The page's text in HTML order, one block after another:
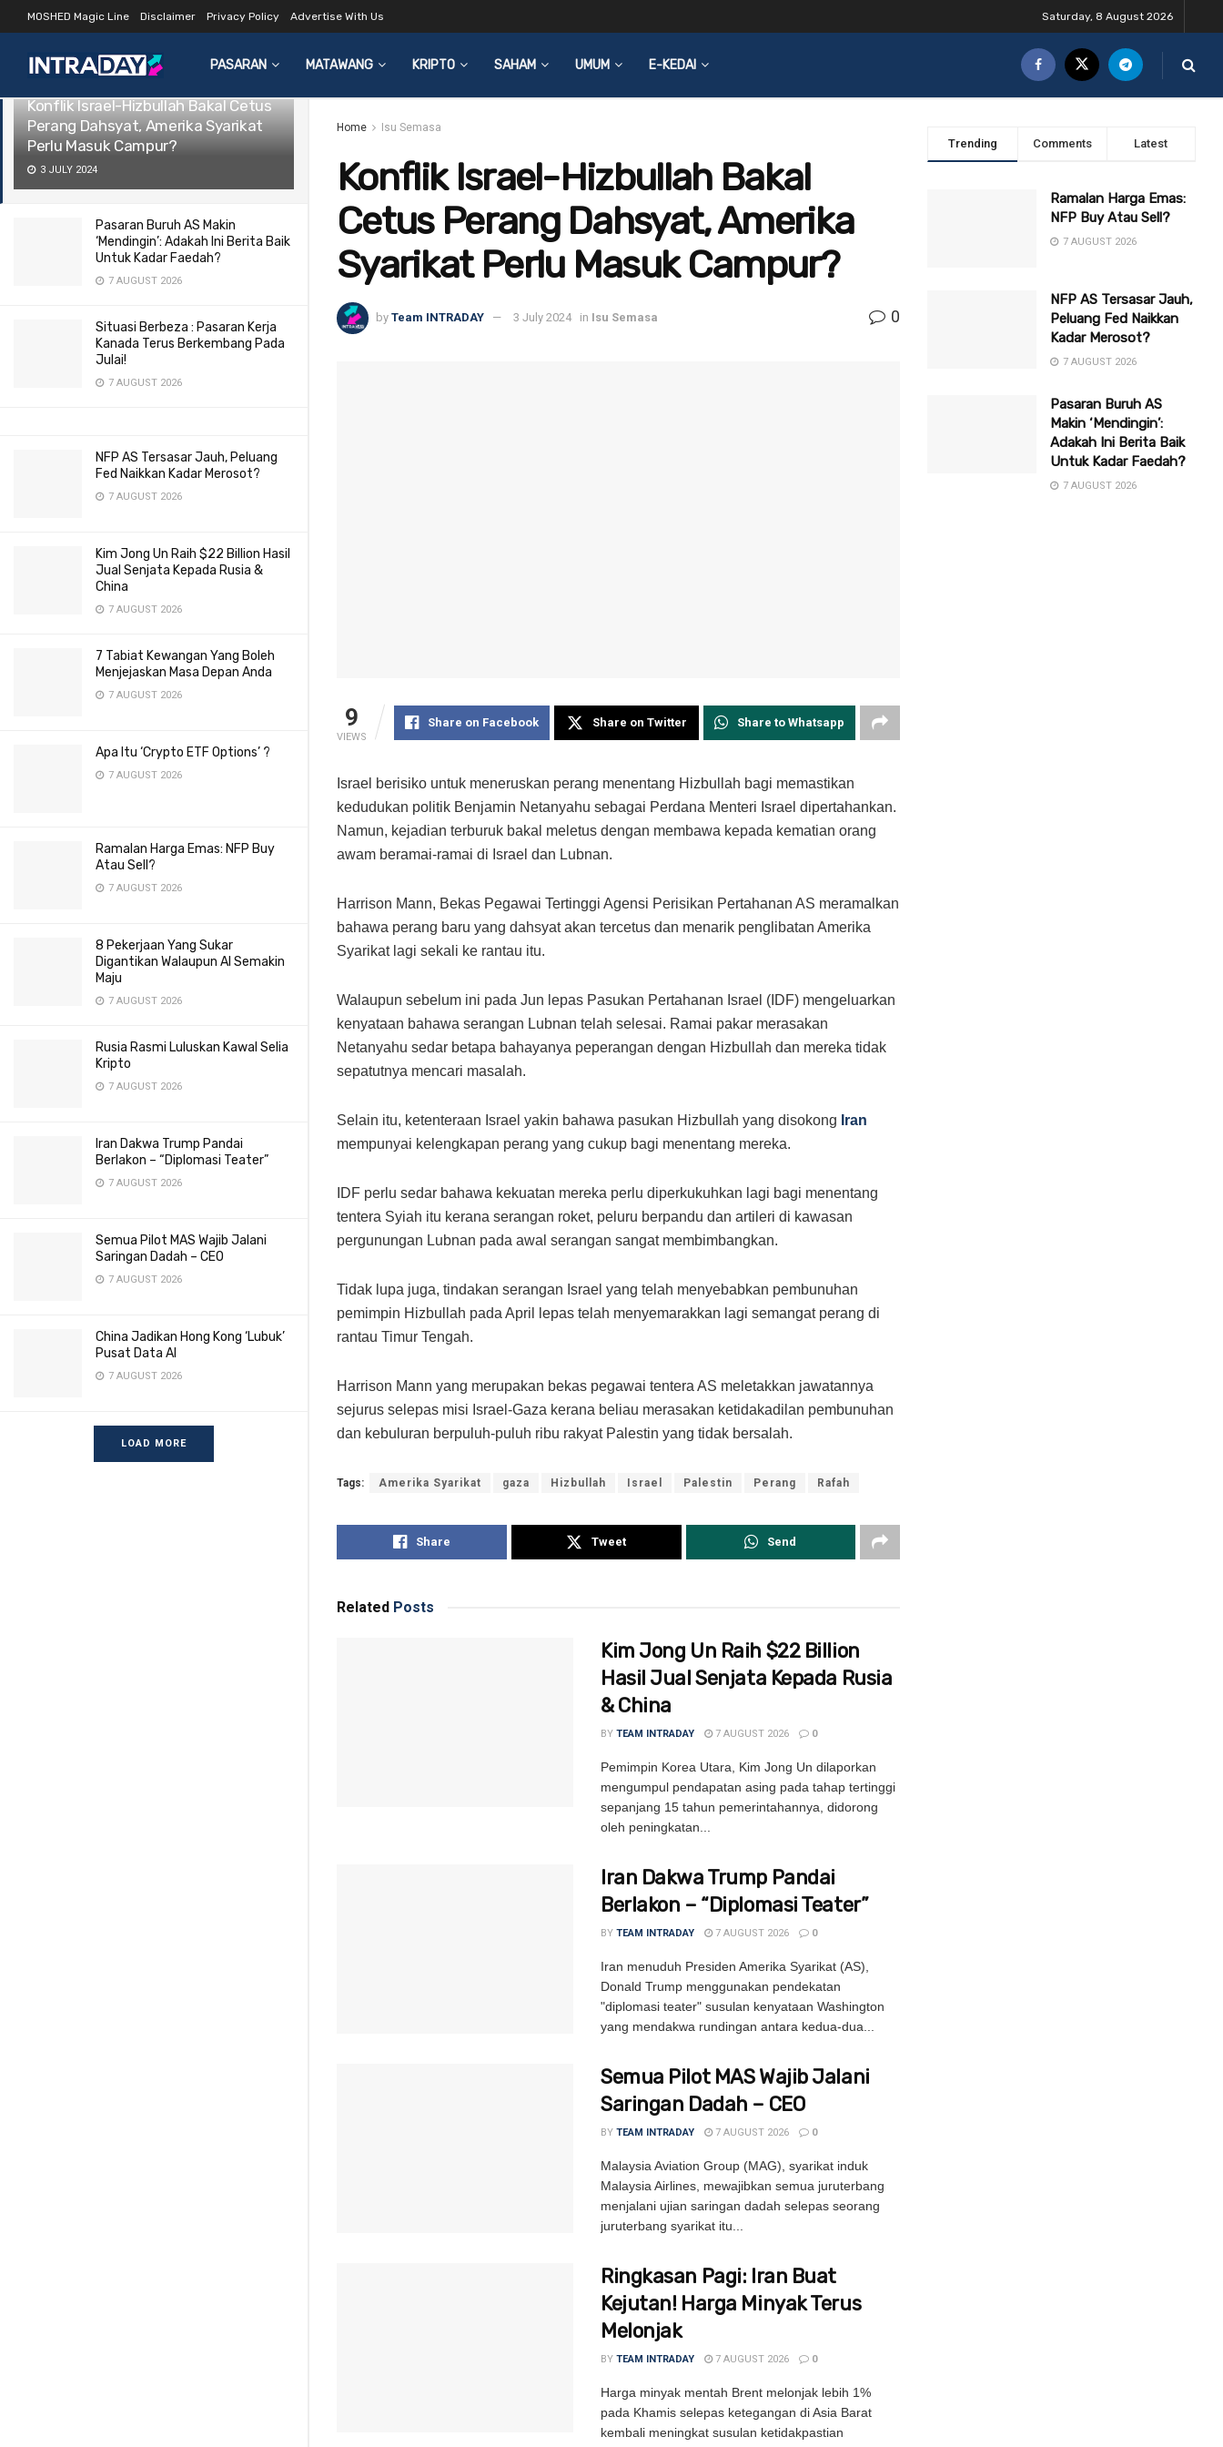
LATEST TRENDING Filter
Konflik Israel-Hizbullah Bakal Cetus
Perang Dahsyat, Amerika Syarikat
Perlu Masuk Campur?
3 JULY 2024
Pasaran Buruh AS Makin
‘Mendingin’: Adakah Ini Berita Baik
Untuk Kadar Faedah?
7 AUGUST 2026
Situasi Berbeza : Pasaran Kerja
Kanada Terus Berkembang Pada
Julai!
7 AUGUST 2026
NFP AS Tersasar Jauh, Peluang
Fed Naikkan Kadar Merosot?
7 AUGUST 2026
Kim Jong Un Raih $22 Billion Hasil
Jual Senjata Kepada Rusia &
China
7 AUGUST 2026
7 Tabiat Kewangan Yang Boleh
Menjejaskan Masa Depan Anda
7 AUGUST 2026
Apa Itu ‘Crypto ETF Options’ ?
7 AUGUST 2026
Ramalan Harga Emas: NFP Buy
Atau Sell?
7 AUGUST 2026
8 Pekerjaan Yang Sukar
Digantikan Walaupun AI Semakin
Maju
7 AUGUST 2026
Rusia Rasmi Luluskan Kawal Selia
Kripto
7 AUGUST 2026
Iran Dakwa Trump Pandai
Berlakon – “Diplomasi Teater”
7 AUGUST 2026
Semua Pilot MAS Wajib Jalani
Saringan Dadah – CEO
7 AUGUST 2026
China Jadikan Hong Kong ‘Lubuk’
Pusat Data AI
7 AUGUST 2026
LOAD MORE
MOSHED Magic Line Disclaimer Privacy Policy Advertise With Us Saturday, 8 August 2026
PASARAN MATAWANG KRIPTO SAHAM UMUM E-KEDAI
Home Isu Semasa
Konflik Israel-Hizbullah Bakal
Cetus Perang Dahsyat, Amerika
Syarikat Perlu Masuk Campur?
by Team INTRADAY 3 July 2024 in Isu Semasa 0
9
VIEWS
Share on Facebook Share on Twitter Share to Whatsapp
Israel berisiko untuk meneruskan perang menentang Hizbullah bagi memastikan
kedudukan politik Benjamin Netanyahu sebagai Perdana Menteri Israel dipertahankan.
Namun, kejadian terburuk bakal meletus dengan membawa kepada kematian orang
awam beramai-ramai di Israel dan Lubnan.
Harrison Mann, Bekas Pegawai Tertinggi Agensi Perisikan Pertahanan AS meramalkan
bahawa perang baru yang dahsyat akan tercetus dan menarik penglibatan Amerika
Syarikat lagi sekali ke rantau itu.
Walaupun sebelum ini pada Jun lepas Pasukan Pertahanan Israel (IDF) mengeluarkan
kenyataan bahawa serangan Lubnan telah selesai. Ramai pakar merasakan
Netanyahu sedar betapa bahayanya peperangan dengan Hizbullah dan mereka tidak
sepatutnya mencari masalah.
Selain itu, ketenteraan Israel yakin bahawa pasukan Hizbullah yang disokong Iran
mempunyai kelengkapan perang yang cukup bagi menentang mereka.
IDF perlu sedar bahawa kekuatan mereka perlu diperkukuhkan lagi bagi menentang
tentera Syiah itu kerana serangan roket, peluru berpandu dan artileri di kawasan
pergunungan Lubnan pada awal serangan sangat membimbangkan.
Tidak lupa juga, tindakan serangan Israel yang telah menyebabkan pembunuhan
pemimpin Hizbullah pada April lepas telah menyemarakkan lagi semangat perang di
rantau Timur Tengah.
Harrison Mann yang merupakan bekas pegawai tentera AS meletakkan jawatannya
sejurus selepas misi Israel-Gaza kerana beliau merasakan ketidakadilan pembunuhan
dan kebuluran berpuluh-puluh ribu rakyat Palestin yang tidak bersalah.
Tags: Amerika Syarikat gaza Hizbullah Israel Palestin Perang Rafah
Share Tweet Send
Related Posts
Kim Jong Un Raih $22 Billion
Hasil Jual Senjata Kepada Rusia
& China
BY TEAM INTRADAY 7 AUGUST 2026 0
Pemimpin Korea Utara, Kim Jong Un dilaporkan
mengumpul pendapatan asing pada tahap tertinggi
sepanjang 15 tahun pemerintahannya, didorong
oleh peningkatan...
Iran Dakwa Trump Pandai
Berlakon – “Diplomasi Teater”
BY TEAM INTRADAY 7 AUGUST 2026 0
Iran menuduh Presiden Amerika Syarikat (AS),
Donald Trump menggunakan pendekatan
"diplomasi teater" susulan kenyataan Washington
yang mendakwa rundingan antara kedua-dua...
Semua Pilot MAS Wajib Jalani
Saringan Dadah – CEO
BY TEAM INTRADAY 7 AUGUST 2026 0
Malaysia Aviation Group (MAG), syarikat induk
Malaysia Airlines, mewajibkan semua juruterbang
menjalani ujian saringan dadah selepas seorang
juruterbang syarikat itu...
Ringkasan Pagi: Iran Buat
Kejutan! Harga Minyak Terus
Melonjak
BY TEAM INTRADAY 7 AUGUST 2026 0
Harga minyak mentah Brent melonjak lebih 1%
pada Khamis selepas ketegangan di Asia Barat
kembali meningkat susulan ketidakpastian
Trending Comments Latest
Ramalan Harga Emas:
NFP Buy Atau Sell?
7 AUGUST 2026
NFP AS Tersasar Jauh,
Peluang Fed Naikkan
Kadar Merosot?
7 AUGUST 2026
Pasaran Buruh AS
Makin ‘Mendingin’:
Adakah Ini Berita Baik
Untuk Kadar Faedah?
7 AUGUST 2026